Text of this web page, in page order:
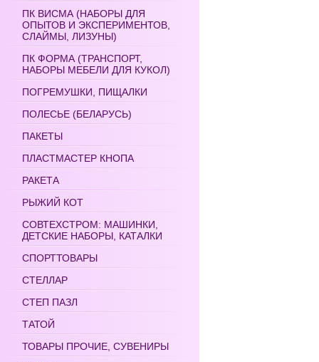
ПК ВИСМА (НАБОРЫ ДЛЯ
ОПЫТОВ И ЭКСПЕРИМЕНТОВ,
СЛАЙМЫ, ЛИЗУНЫ)
ПК ФОРМА (ТРАНСПОРТ,
НАБОРЫ МЕБЕЛИ ДЛЯ КУКОЛ)
ПОГРЕМУШКИ, ПИЩАЛКИ
ПОЛЕСЬЕ (БЕЛАРУСЬ)
ПАКЕТЫ
ПЛАСТМАСТЕР КНОПА
РАКЕТА
РЫЖИЙ КОТ
СОВТЕХСТРОМ: МАШИНКИ,
ДЕТСКИЕ НАБОРЫ, КАТАЛКИ
СПОРТТОВАРЫ
СТЕЛЛАР
СТЕП ПАЗЛ
ТАТОЙ
ТОВАРЫ ПРОЧИЕ, СУВЕНИРЫ